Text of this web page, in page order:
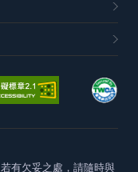
若有欠妥之處，請隨時與